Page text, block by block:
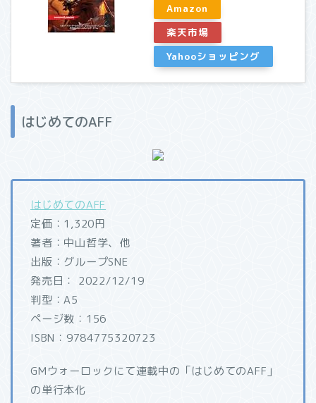
Amazon
楽天市場
Yahooショッピング
はじめてのAFF
はじめてのAFF
定価：1,320円
著者：中山哲学、他
出版：グループSNE
発売日： 2022/12/19
判型：A5
ページ数：156
ISBN：9784775320723
GMウォーロックにて連載中の「はじめてのAFF」
の単行本化